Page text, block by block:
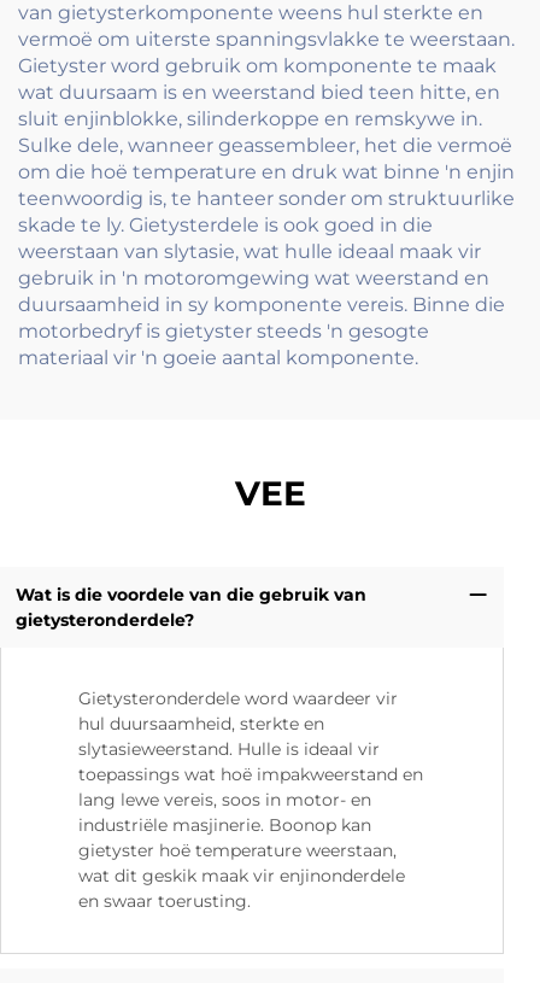
van gietysterkomponente weens hul sterkte en
vermoë om uiterste spanningsvlakke te weerstaan.
Gietyster word gebruik om komponente te maak
wat duursaam is en weerstand bied teen hitte, en
sluit enjinblokke, silinderkoppe en remskywe in.
Sulke dele, wanneer geassembleer, het die vermoë
om die hoë temperature en druk wat binne 'n enjin
teenwoordig is, te hanteer sonder om struktuurlike
skade te ly. Gietysterdele is ook goed in die
weerstaan van slytasie, wat hulle ideaal maak vir
gebruik in 'n motoromgewing wat weerstand en
duursaamheid in sy komponente vereis. Binne die
motorbedryf is gietyster steeds 'n gesogte
materiaal vir 'n goeie aantal komponente.
VEE
Wat is die voordele van die gebruik van
gietysteronderdele?
Gietysteronderdele word waardeer vir
hul duursaamheid, sterkte en
slytasieweerstand. Hulle is ideaal vir
toepassings wat hoë impakweerstand en
lang lewe vereis, soos in motor- en
industriële masjinerie. Boonop kan
gietyster hoë temperature weerstaan,
wat dit geskik maak vir enjinonderdele
en swaar toerusting.